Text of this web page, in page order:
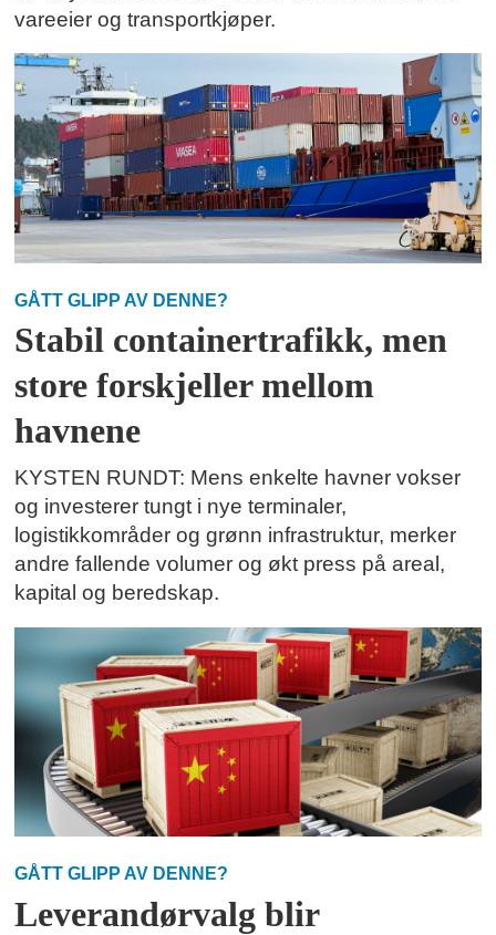
vareeier og transportkjøper.
GÅTT GLIPP AV DENNE?
Stabil containertrafikk, men
store forskjeller mellom
havnene
KYSTEN RUNDT: Mens enkelte havner vokser
og investerer tungt i nye terminaler,
logistikkområder og grønn infrastruktur, merker
andre fallende volumer og økt press på areal,
kapital og beredskap.
GÅTT GLIPP AV DENNE?
Leverandørvalg blir